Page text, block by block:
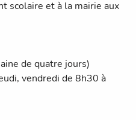
scolaire et à la mairie aux
de quatre jours)
vendredi de 8h30 à